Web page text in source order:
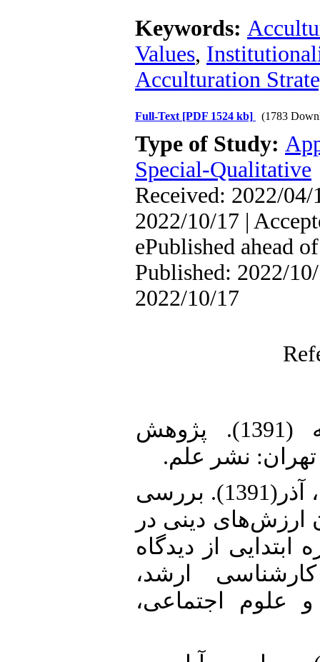
Keywords:
Values,
Acculturation
Full-Text [PDF 1524 kb] (1783
Type of Study:
Special-Qualitative
Received: 2022/04/
2022/10/17 |
ePublished ahead
Published: 2022/
2022/10/17
2. ابوالمعالی، خدیجه (1391). پژوهش
نشر علم.
3. اسحقی شرف آبادی، آذر(1391). بررسی
ارزش‌های دینی در
از دیدگاه
ارشد،
علوم اجتماعی،